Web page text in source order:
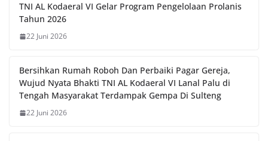
TNI AL Kodaeral VI Gelar Program Pengelolaan Prolanis
Tahun 2026
22 Juni 2026
Bersihkan Rumah Roboh Dan Perbaiki Pagar Gereja,
Wujud Nyata Bhakti TNI AL Kodaeral VI Lanal Palu di
Tengah Masyarakat Terdampak Gempa Di Sulteng
22 Juni 2026